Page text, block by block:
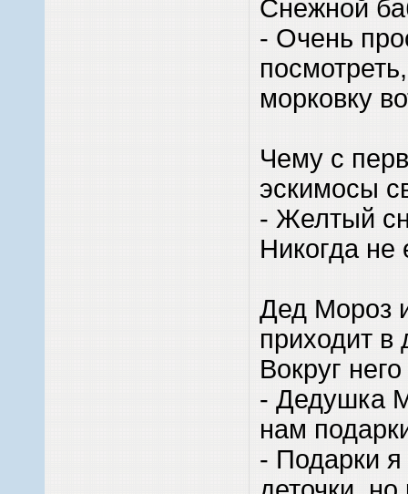
Снежной
- Очень
морковку
Чему с
эскимосы
- Желтый
Никогда
Дед Мороз
приходит в
Вокруг
- Дедушка
нам
- Подарки